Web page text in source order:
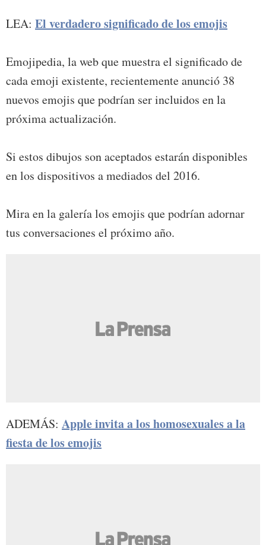
LEA: El verdadero significado de los emojis
Emojipedia, la web que muestra el significado de
cada emoji existente, recientemente anunció 38
nuevos emojis que podrían ser incluidos en la
próxima actualización.
Si estos dibujos son aceptados estarán disponibles
en los dispositivos a mediados del 2016.
Mira en la galería los emojis que podrían adornar
tus conversaciones el próximo año.
ADEMÁS: Apple invita a los homosexuales a la
fiesta de los emojis